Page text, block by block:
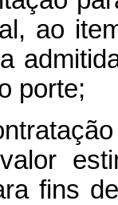
ao
porte;
fins